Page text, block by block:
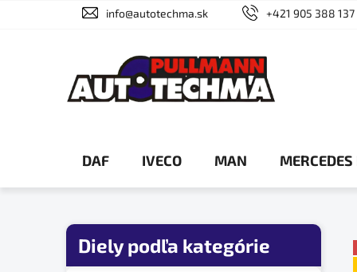
info@autotechma.sk +421 905 388 137
DAF IVECO MAN
B